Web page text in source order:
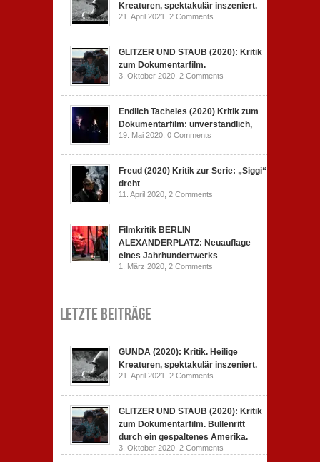
Kreaturen, spektakulär inszeniert.
21. April 2021, 2 Comments
GLITZER UND STAUB (2020): Kritik
zum Dokumentarfilm.
3. Oktober 2020, 2 Comments
Endlich Tacheles (2020) Kritik zum
Dokumentarfilm: unverständlich,
19. Mai 2020, 0 Comments
Freud (2020) Kritik zur Serie: „Siggi“
dreht
11. April 2020, 2 Comments
Filmkritik BERLIN
ALEXANDERPLATZ: Neuauflage
eines Jahrhundertwerks
1. März 2020, 2 Comments
Letzte Beiträge
GUNDA (2020): Kritik. Heilige
Kreaturen, spektakulär inszeniert.
21. April 2021, 2 Comments
GLITZER UND STAUB (2020): Kritik
zum Dokumentarfilm. Bullenritt
durch ein gespaltenes Amerika.
3. Oktober 2020, 2 Comments